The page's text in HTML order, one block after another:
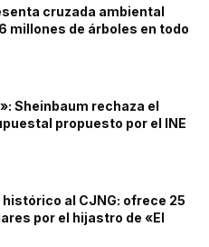
cruzada ambiental
millones de árboles en todo
Sheinbaum rechaza el
propuesto por el INE
histórico al CJNG: ofrece 25
por el hijastro de «El